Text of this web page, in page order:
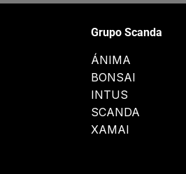
Grupo Scanda
ÁNIMA
BONSAI
INTUS
SCANDA
XAMAI